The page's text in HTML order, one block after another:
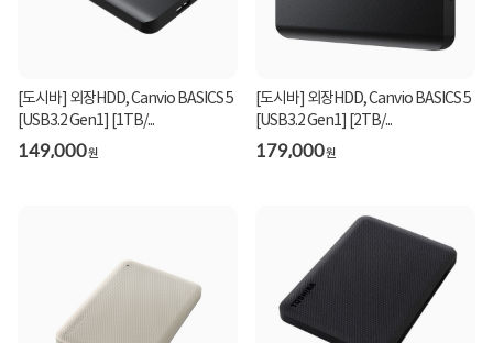
[도시바] 외장HDD, Canvio BASICS 5
[USB3.2 Gen1] [1TB/...
149,000원
[도시바] 외장HDD, Canvio BASICS 5
[USB3.2 Gen1] [2TB/...
179,000원